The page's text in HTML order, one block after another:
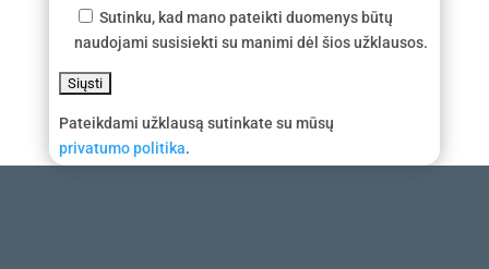
Sutinku, kad mano pateikti duomenys būtų
naudojami susisiekti su manimi dėl šios užklausos.
Pateikdami užklausą sutinkate su mūsų
privatumo politika.